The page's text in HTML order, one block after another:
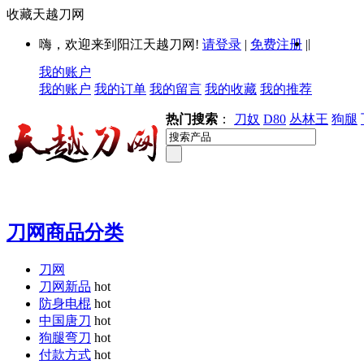
收藏天越刀网
嗨，欢迎来到阳江天越刀网! 请登录 | 免费注册 ||
我的账户
我的账户 我的订单 我的留言 我的收藏 我的推荐
热门搜索 ： 刀奴 D80 丛林王 狗腿
刀网商品分类
刀网
刀网新品 hot
防身电棍 hot
中国唐刀 hot
狗腿弯刀 hot
付款方式 hot